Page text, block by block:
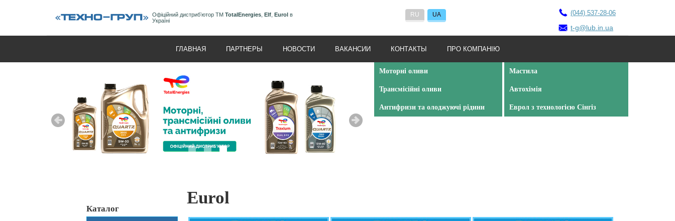
Офіційний дистрибʼютор ТМ TotalEnergies Elf Eurol в
Україні
RU UA (044) 537-28-06
t-g@lub.in.ua
ГЛАВНАЯ ПАРТНЕРЫ НОВОСТИ ВАКАНСИИ КОНТАКТЫ ПРО КОМПАНІЮ
Моторні оливи
Трансмісійні оливи
Антифризи та олоджуючі рідини
Мастила
Автохімія
Еврол з технологією Сінгіз
Каталог
Eurol